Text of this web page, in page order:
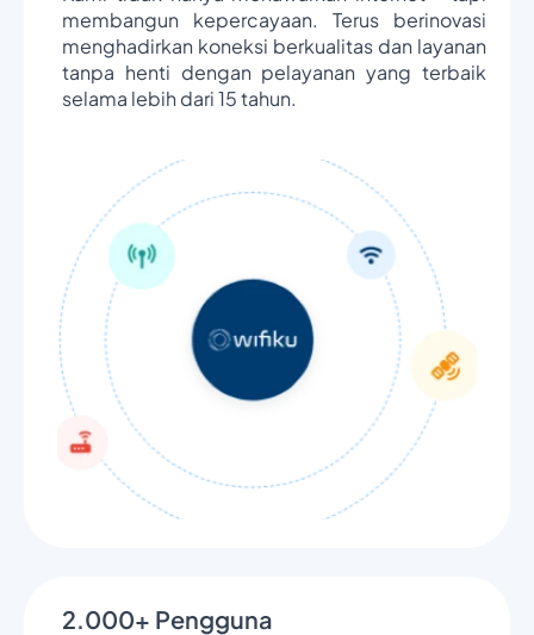
membangun kepercayaan. Terus berinovasi
menghadirkan koneksi berkualitas dan layanan
tanpa henti dengan pelayanan yang terbaik
selama lebih dari 15 tahun.
2.000+ Pengguna